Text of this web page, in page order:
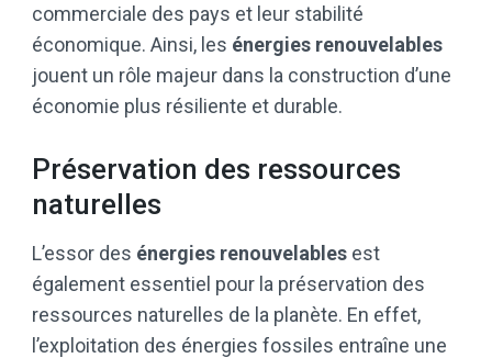
commerciale des pays et leur stabilité
économique. Ainsi, les énergies renouvelables
jouent un rôle majeur dans la construction d’une
économie plus résiliente et durable.
Préservation des ressources
naturelles
L’essor des énergies renouvelables est
également essentiel pour la préservation des
ressources naturelles de la planète. En effet,
l’exploitation des énergies fossiles entraîne une